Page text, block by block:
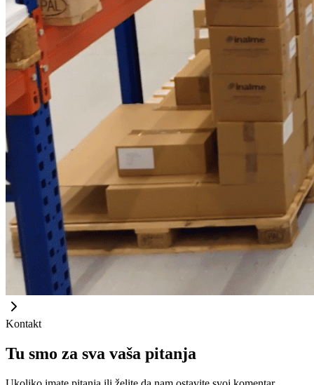
Kontakt
Tu smo za sva vaša pitanja